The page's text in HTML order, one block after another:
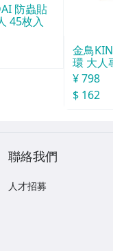
防蟲貼
45枚入
金鳥
環 大人
¥ 798
$ 162
聯絡我們
人才招募